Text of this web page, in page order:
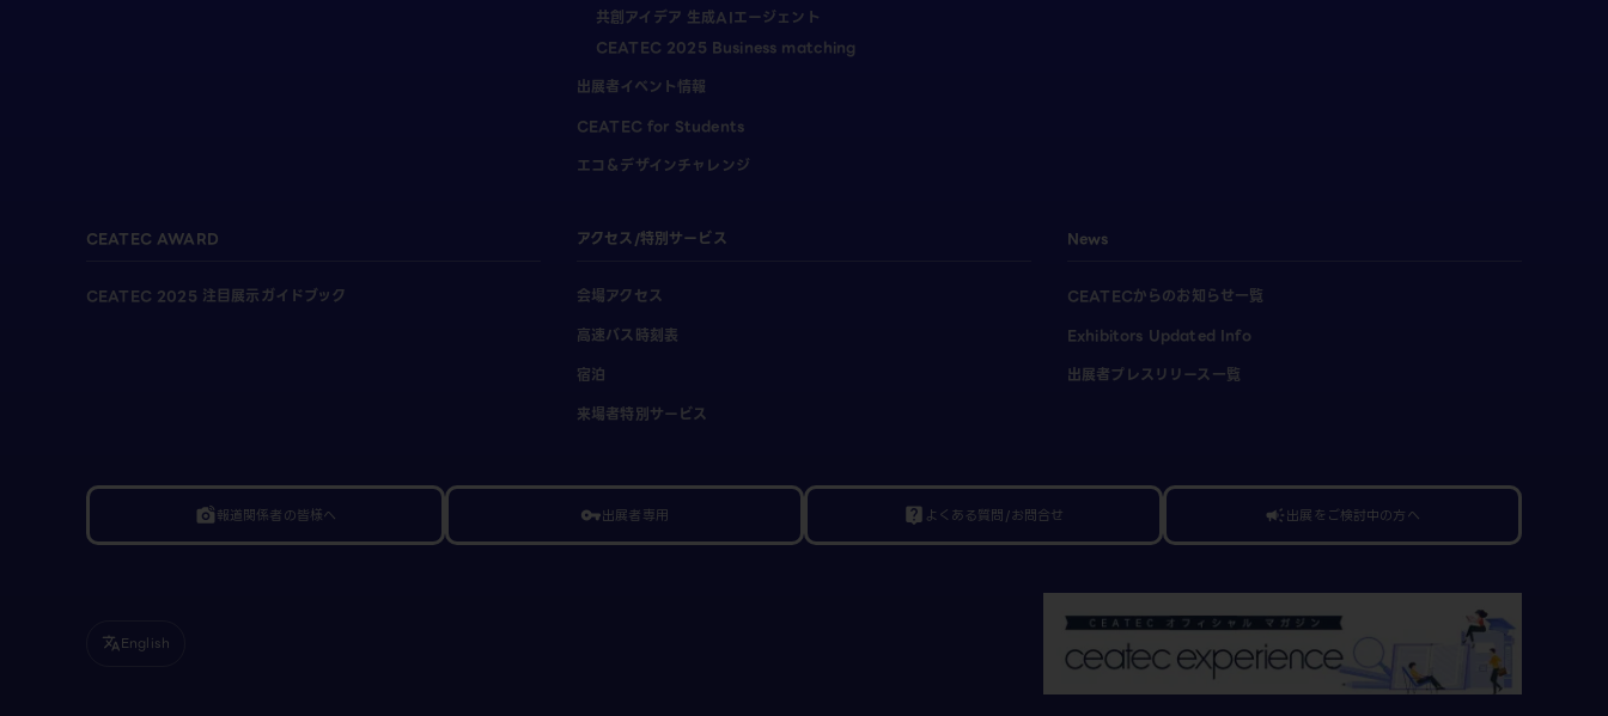
共創アイデア 生成AIエージェント
CEATEC 2025 Business matching
出展者イベント情報
CEATEC for Students
エコ＆デザインチャレンジ
CEATEC AWARD
CEATEC 2025 注目展示ガイドブック
アクセス/特別サービス
会場アクセス
高速バス時刻表
宿泊
来場者特別サービス
News
CEATECからのお知らせ一覧
Exhibitors Updated Info
出展者プレスリリース一覧
linked_camera報道関係者の皆様へ vpn_key出展者専用 live_help よくある質問/お問合せ campaign出展をご検討中の方へ
translateEnglish